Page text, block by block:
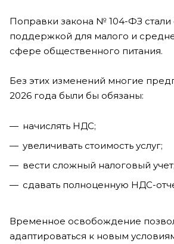
Поправки закона № 104-ФЗ стали
поддержкой для малого и
сфере общественного питания.
Без этих изменений многие
2026 года были бы обязаны:
начислять НДС;
увеличивать стоимость услуг;
вести сложный налоговый учет;
сдавать полноценную НДС-
Временное освобождение
адаптироваться к новым